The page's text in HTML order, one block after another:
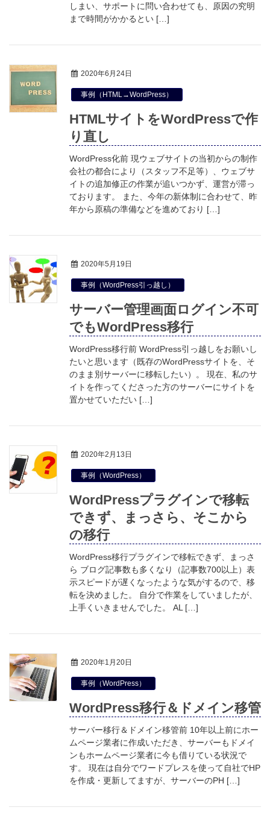
しまい、サポートに問い合わせても、原因の究明
まで時間がかかるとい […]
2020年6月24日
事例（HTML→WordPress）
HTMLサイトをWordPressで作
り直し
WordPress化前 現ウェブサイトの当初からの制作
会社の都合により（スタッフ不足等）、ウェブサ
イトの追加修正の作業が追いつかず、運営が滞っ
ております。 また、今年の新体制に合わせて、昨
年から原稿の準備などを進めており […]
2020年5月19日
事例（WordPress引っ越し）
サーバー管理画面ログイン不可
でもWordPress移行
WordPress移行前 WordPress引っ越しをお願いし
たいと思います（既存のWordPressサイトを、そ
のまま別サーバーに移転したい）。 現在、私のサ
イトを作ってくださった方のサーバーにサイトを
置かせていただい […]
2020年2月13日
事例（WordPress）
WordPressプラグインで移転
できず、まっさら、そこから
の移行
WordPress移行プラグインで移転できず、まっさ
ら ブログ記事数も多くなり（記事数700以上）表
示スピードが遅くなったような気がするので、移
転を決めました。 自分で作業をしていましたが、
上手くいきませんでした。 AL […]
2020年1月20日
事例（WordPress）
WordPress移行＆ドメイン移管
サーバー移行＆ドメイン移管前 10年以上前にホー
ムページ業者に作成いただき、サーバーもドメイ
ンもホームページ業者に今も借りている状況で
す。 現在は自分でワードプレスを使って自社でHP
を作成・更新してますが、サーバーのPH […]